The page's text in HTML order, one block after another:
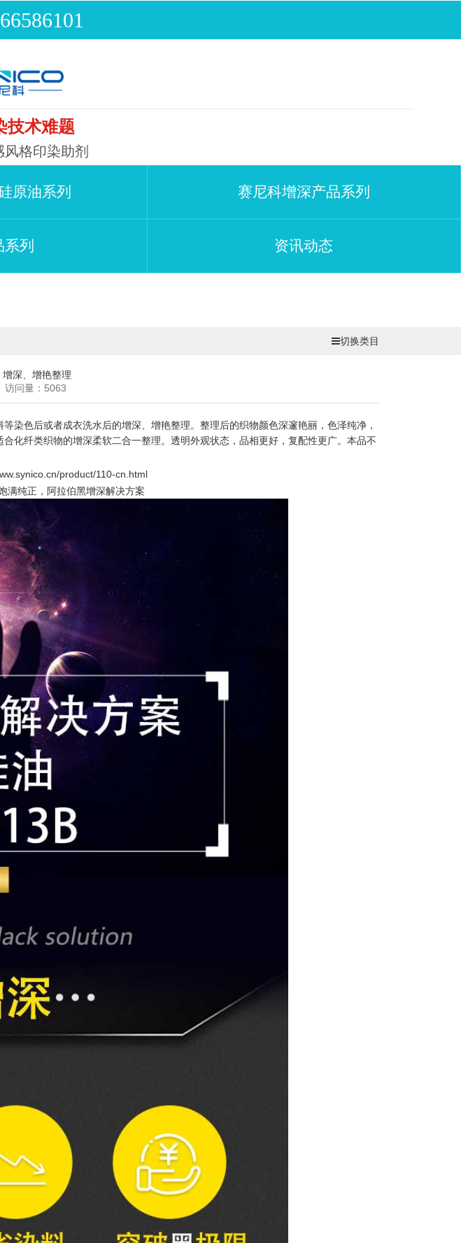
技术难题
格印染助剂
原油系列 赛尼科增深产品系列
列 资讯动态
切换类目
深、增艳整理
问量：5063
色后或者成衣洗水后的增深、增艳整理。整理后的织物颜色深邃艳丽，色泽纯净，
化纤类织物的增深柔软二合一整理。透明外观状态，品相更好，复配性更广。本品不
product/110-cn.html
满纯正，阿拉伯黑增深解决方案